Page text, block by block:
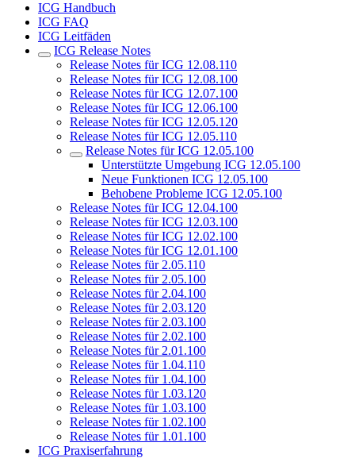
ICG Handbuch
ICG FAQ
ICG Leitfäden
ICG Release Notes
Release Notes für ICG 12.08.110
Release Notes für ICG 12.08.100
Release Notes für ICG 12.07.100
Release Notes für ICG 12.06.100
Release Notes für ICG 12.05.120
Release Notes für ICG 12.05.110
Release Notes für ICG 12.05.100
Unterstützte Umgebung ICG 12.05.100
Neue Funktionen ICG 12.05.100
Behobene Probleme ICG 12.05.100
Release Notes für ICG 12.04.100
Release Notes für ICG 12.03.100
Release Notes für ICG 12.02.100
Release Notes für ICG 12.01.100
Release Notes für 2.05.110
Release Notes für 2.05.100
Release Notes für 2.04.100
Release Notes für 2.03.120
Release Notes für 2.03.100
Release Notes für 2.02.100
Release Notes für 2.01.100
Release Notes für 1.04.110
Release Notes für 1.04.100
Release Notes für 1.03.120
Release Notes für 1.03.100
Release Notes für 1.02.100
Release Notes für 1.01.100
ICG Praxiserfahrung